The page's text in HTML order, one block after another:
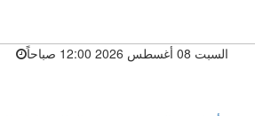
السبت 08 أغسطس 2026 12:00 صباحاً